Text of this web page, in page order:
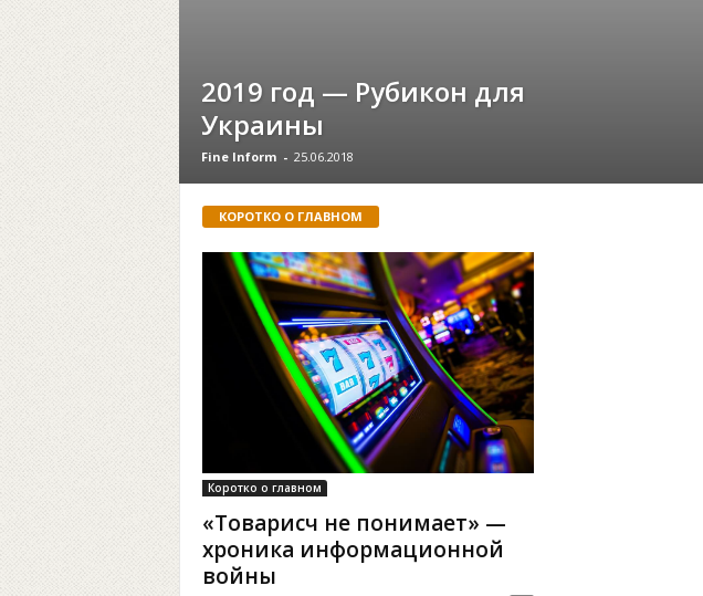
2019 год — Рубикон для
Украины
Fine Inform - 25.06.2018
КОРОТКО О ГЛАВНОМ
Коротко о главном
«Товарисч не понимает» —
хроника информационной
войны